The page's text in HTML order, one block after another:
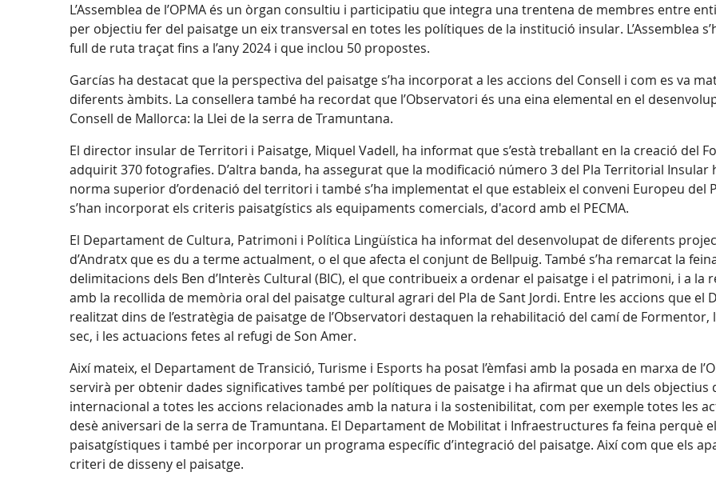
L’Assemblea de l’OPMA és un òrgan consultiu i participatiu que integra una trentena de membres entre
per objectiu fer del paisatge un eix transversal en totes les polítiques de la institució insular. L’Assemblea
full de ruta traçat fins a l’any 2024 i que inclou 50 propostes.
Garcías ha destacat que la perspectiva del paisatge s’ha incorporat a les accions del Consell i com es va
diferents àmbits. La consellera també ha recordat que l’Observatori és una eina elemental en el
Consell de Mallorca: la Llei de la serra de Tramuntana.
El director insular de Territori i Paisatge, Miquel Vadell, ha informat que s’està treballant en la creació del
adquirit 370 fotografies. D’altra banda, ha assegurat que la modificació número 3 del Pla Territorial
norma superior d’ordenació del territori i també s’ha implementat el que estableix el conveni Europeu del
s’han incorporat els criteris paisatgístics als equipaments comercials, d'acord amb el PECMA.
El Departament de Cultura, Patrimoni i Política Lingüística ha informat del desenvolupat de diferents
d’Andratx que es du a terme actualment, o el que afecta el conjunt de Bellpuig. També s’ha remarcat la
delimitacions dels Ben d’Interès Cultural (BIC), el que contribueix a ordenar el paisatge i el patrimoni, i a la
amb la recollida de memòria oral del paisatge cultural agrari del Pla de Sant Jordi. Entre les accions que
realitzat dins de l’estratègia de paisatge de l’Observatori destaquen la rehabilitació del camí de
sec, i les actuacions fetes al refugi de Son Amer.
Així mateix, el Departament de Transició, Turisme i Esports ha posat l’èmfasi amb la posada en marxa de
servirà per obtenir dades significatives també per polítiques de paisatge i ha afirmat que un dels
internacional a totes les accions relacionades amb la natura i la sostenibilitat, com per exemple totes les
desè aniversari de la serra de Tramuntana. El Departament de Mobilitat i Infraestructures fa feina perquè
paisatgístiques i també per incorporar un programa específic d’integració del paisatge. Així com que els
criteri de disseny el paisatge.